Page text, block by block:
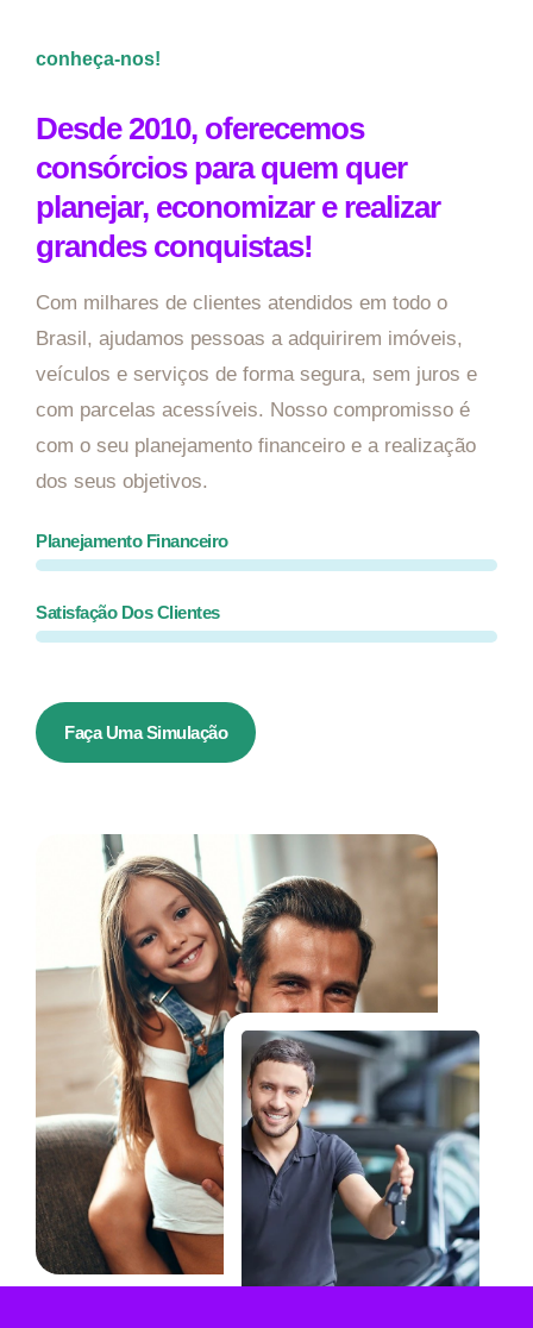
conheça-nos!
Desde 2010, oferecemos
consórcios para quem quer
planejar, economizar e realizar
grandes conquistas!
Com milhares de clientes atendidos em todo o
Brasil, ajudamos pessoas a adquirirem imóveis,
veículos e serviços de forma segura, sem juros e
com parcelas acessíveis. Nosso compromisso é
com o seu planejamento financeiro e a realização
dos seus objetivos.
Planejamento Financeiro
Satisfação Dos Clientes
Faça Uma Simulação